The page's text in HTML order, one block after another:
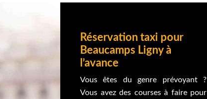
Réservation taxi pour
Beaucamps Ligny à
l’avance
Vous êtes du genre prévoyant ?
Vous avez des courses à faire pour